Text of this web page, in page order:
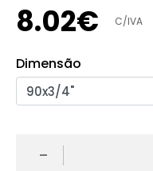
8.02€ C/IVA
Dimensão
-